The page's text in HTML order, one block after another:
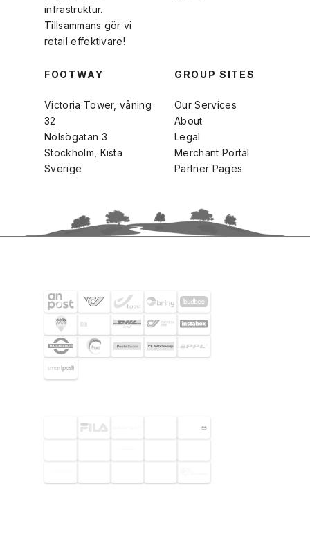
infrastruktur.
Tillsammans gör vi
retail effektivare!
FOOTWAY
Victoria Tower, våning
32
Nolsögatan 3
Stockholm, Kista
Sverige
GROUP SITES
Our Services
About
Legal
Merchant Portal
Partner Pages